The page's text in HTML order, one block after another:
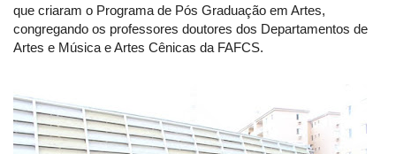
que criaram o Programa de Pós Graduação em Artes,
congregando os professores doutores dos Departamentos de
Artes e Música e Artes Cênicas da FAFCS.